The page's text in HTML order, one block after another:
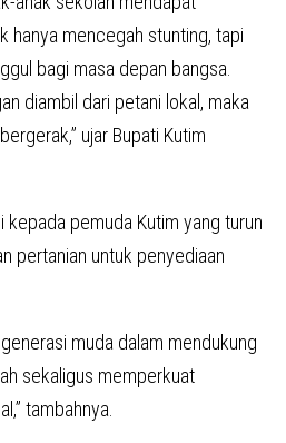
hanya mencegah stunting, tapi
bagi masa depan bangsa.
diambil dari petani lokal, maka
ujar Bupati Kutim
kepada pemuda Kutim yang turun
pertanian untuk penyediaan
muda dalam mendukung
sekaligus memperkuat
tambahnya.